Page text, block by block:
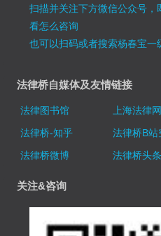
扫描并关注下方微信公众号，
看怎么咨询
也可以扫码或者搜索杨春宝
法律桥自媒体及友情链接
法律图书馆 上海法律网
法律桥-知乎
法律桥B站
法律桥微博
法律桥头条
关注&咨询